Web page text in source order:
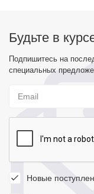
Будьте в
Подпишитесь на
специальных
Новые